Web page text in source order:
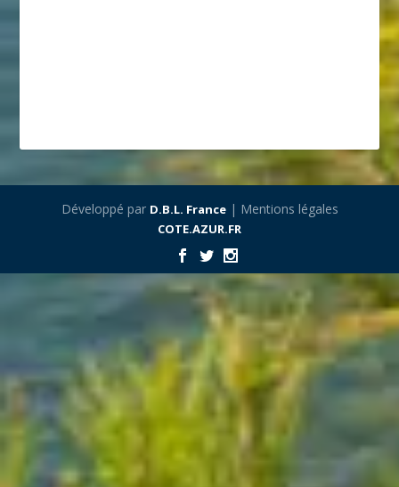
Développé par D.B.L. France| Mentions légales
COTE.AZUR.FR